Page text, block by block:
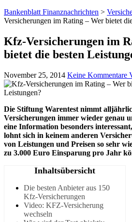
Bankenblatt Finanznachrichten >
Versicherungen im Rating – Wer bietet
Kfz-Versicherungen im
bietet die besten
November 25, 2014 Keine Kommentare
Die Stiftung Warentest nimmt
Versicherungen immer wieder genau
eine Information besonders
lohnt sich in keinem anderen
von Leistungen und Preisen so sehr
zu 3.000 Euro Einsparung pro Jahr
Inhaltsübersicht
Die besten Anbieter aus 150
Kfz-Versicherungen
Video: KFZ-Versicherung
wechseln